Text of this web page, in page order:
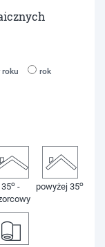
roku rok
35o -
powyżej 35o